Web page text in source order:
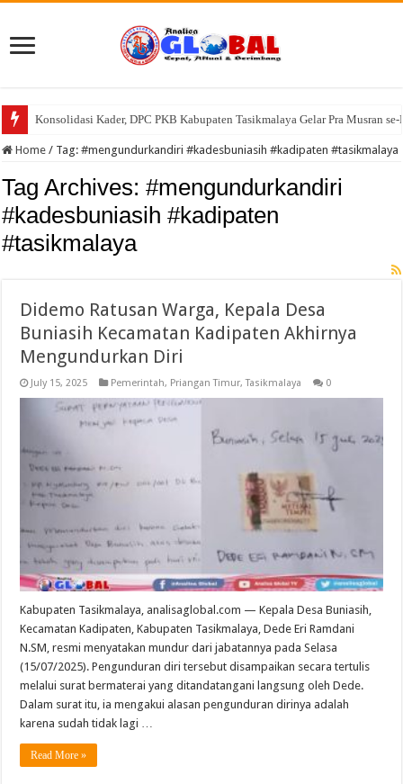
Konsolidasi Kader, DPC PKB Kabupaten Tasikmalaya Gelar Pra Musran
2 Hektare Lahan Terbakar, Petugas WMK Banjarsari Bergerak Cepat
Home / Tag:#mengundurkandiri #kadesbuniasih #kadipaten #tasikmalaya
Tag Archives:#mengundurkandiri
#kadesbuniasih #kadipaten
#tasikmalaya
Didemo Ratusan Warga, Kepala Desa
Buniasih Kecamatan Kadipaten Akhirnya
Mengundurkan Diri
July 15, 2025 Pemerintah, Priangan Timur,Tasikmalaya 0
Kabupaten Tasikmalaya, analisaglobal.com — Kepala Desa Buniasih,
Kecamatan Kadipaten, Kabupaten Tasikmalaya, Dede Eri Ramdani
N.SM, resmi menyatakan mundur dari jabatannya pada Selasa
(15/07/2025). Pengunduran diri tersebut disampaikan secara tertulis
melalui surat bermaterai yang ditandatangani langsung oleh Dede.
Dalam surat itu, ia mengakui alasan pengunduran dirinya adalah
karena sudah tidak lagi …
Read More »